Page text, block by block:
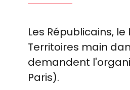
Les Républicains,
Territoires main
demandent
Paris).